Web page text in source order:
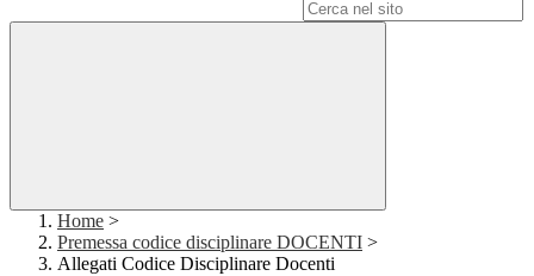
Home >
Premessa codice disciplinare DOCENTI >
Allegati Codice Disciplinare Docenti